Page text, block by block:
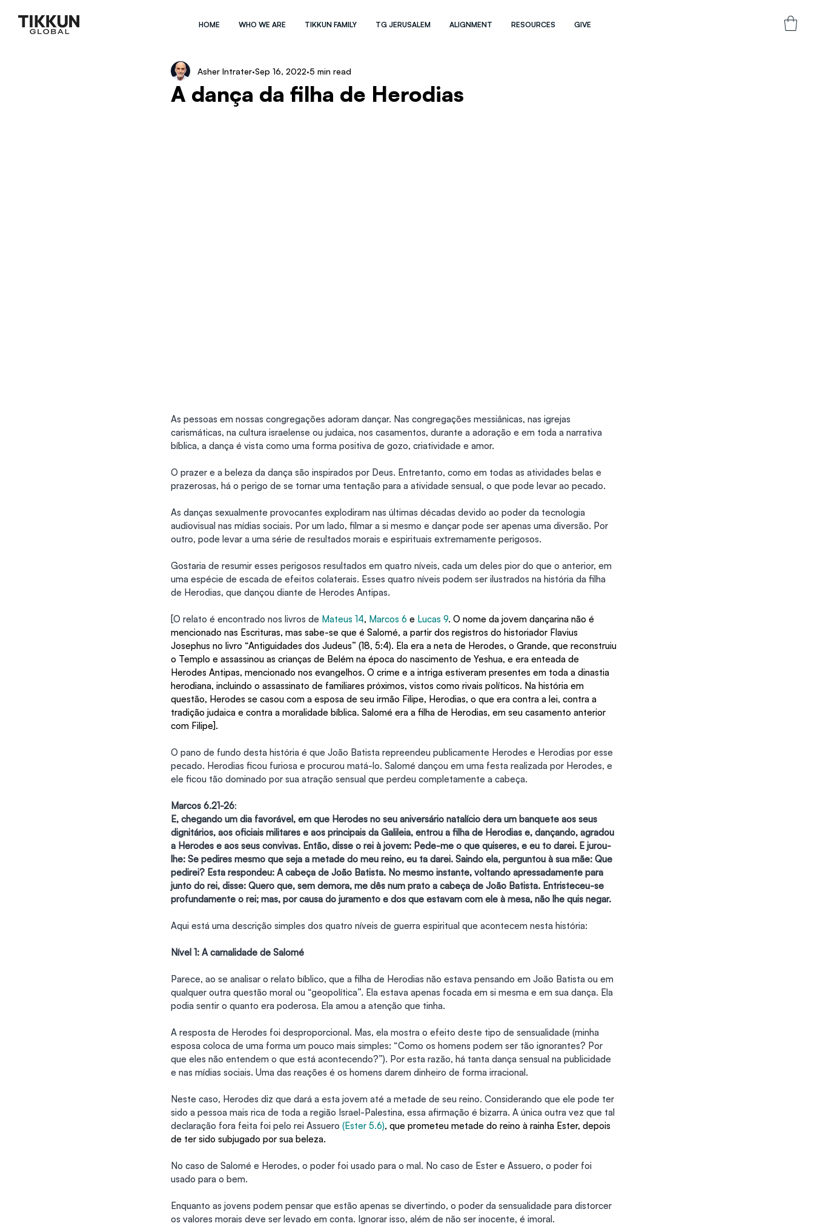
HOME WHO WE ARE TIKKUN FAMILY TG JERUSALEM ALIGNMENT RESOURCES GIVE
A dança da filha de Herodias
Asher Intrater Sep 16, 2022 5 min read
As pessoas em nossas congregações adoram dançar. Nas congregações messiânicas, nas igrejas
carismáticas, na cultura israelense ou judaica, nos casamentos, durante a adoração e em toda a narrativa
bíblica, a dança é vista como uma forma positiva de gozo, criatividade e amor.
O prazer e a beleza da dança são inspirados por Deus. Entretanto, como em todas as atividades belas e
prazerosas, há o perigo de se tornar uma tentação para a atividade sensual, o que pode levar ao pecado.
As danças sexualmente provocantes explodiram nas últimas décadas devido ao poder da tecnologia
audiovisual nas mídias sociais. Por um lado, filmar a si mesmo e dançar pode ser apenas uma diversão. Por
outro, pode levar a uma série de resultados morais e espirituais extremamente perigosos.
Gostaria de resumir esses perigosos resultados em quatro níveis, cada um deles pior do que o anterior, em
uma espécie de escada de efeitos colaterais. Esses quatro níveis podem ser ilustrados na história da filha
de Herodias, que dançou diante de Herodes Antipas.
[O relato é encontrado nos livros de Mateus 14, Marcos 6 e Lucas 9. O nome da jovem dançarina não é
mencionado nas Escrituras, mas sabe-se que é Salomé, a partir dos registros do historiador Flavius
Josephus no livro “Antiguidades dos Judeus” (18, 5:4). Ela era a neta de Herodes, o Grande, que reconstruiu
o Templo e assassinou as crianças de Belém na época do nascimento de Yeshua, e era enteada de
Herodes Antipas, mencionado nos evangelhos. O crime e a intriga estiveram presentes em toda a dinastia
herodiana, incluindo o assassinato de familiares próximos, vistos como rivais políticos. Na história em
questão, Herodes se casou com a esposa de seu irmão Filipe, Herodias, o que era contra a lei, contra a
tradição judaica e contra a moralidade bíblica. Salomé era a filha de Herodias, em seu casamento anterior
com Filipe].
O pano de fundo desta história é que João Batista repreendeu publicamente Herodes e Herodias por esse
pecado. Herodias ficou furiosa e procurou matá-lo. Salomé dançou em uma festa realizada por Herodes, e
ele ficou tão dominado por sua atração sensual que perdeu completamente a cabeça.
Marcos 6.21-26:
E, chegando um dia favorável, em que Herodes no seu aniversário natalício dera um banquete aos seus
dignitários, aos oficiais militares e aos principais da Galileia, entrou a filha de Herodias e, dançando, agradou
a Herodes e aos seus convivas. Então, disse o rei à jovem: Pede-me o que quiseres, e eu to darei. E jurou-
lhe: Se pedires mesmo que seja a metade do meu reino, eu ta darei. Saindo ela, perguntou à sua mãe: Que
pedirei? Esta respondeu: A cabeça de João Batista. No mesmo instante, voltando apressadamente para
junto do rei, disse: Quero que, sem demora, me dês num prato a cabeça de João Batista. Entristeceu-se
profundamente o rei; mas, por causa do juramento e dos que estavam com ele à mesa, não lhe quis negar.
Aqui está uma descrição simples dos quatro níveis de guerra espiritual que acontecem nesta história:
Nível 1: A carnalidade de Salomé
Parece, ao se analisar o relato bíblico, que a filha de Herodias não estava pensando em João Batista ou em
qualquer outra questão moral ou “geopolítica”. Ela estava apenas focada em si mesma e em sua dança. Ela
podia sentir o quanto era poderosa. Ela amou a atenção que tinha.
A resposta de Herodes foi desproporcional. Mas, ela mostra o efeito deste tipo de sensualidade (minha
esposa coloca de uma forma um pouco mais simples: “Como os homens podem ser tão ignorantes? Por
que eles não entendem o que está acontecendo?”). Por esta razão, há tanta dança sensual na publicidade
e nas mídias sociais. Uma das reações é os homens darem dinheiro de forma irracional.
Neste caso, Herodes diz que dará a esta jovem até a metade de seu reino. Considerando que ele pode ter
sido a pessoa mais rica de toda a região Israel-Palestina, essa afirmação é bizarra. A única outra vez que tal
declaração fora feita foi pelo rei Assuero (Ester 5.6), que prometeu metade do reino à rainha Ester, depois
de ter sido subjugado por sua beleza.
No caso de Salomé e Herodes, o poder foi usado para o mal. No caso de Ester e Assuero, o poder foi
usado para o bem.
Enquanto as jovens podem pensar que estão apenas se divertindo, o poder da sensualidade para distorcer
os valores morais deve ser levado em conta. Ignorar isso, além de não ser inocente, é imoral.